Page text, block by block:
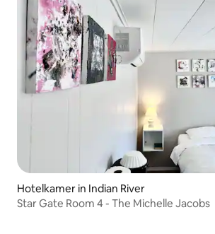
Hotelkamer in Indian River
Star Gate Room 4 - The Michelle Jacobs